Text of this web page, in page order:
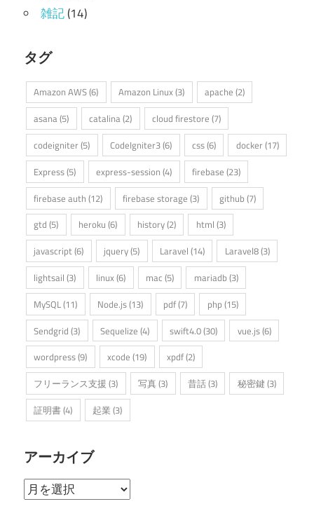
雑記(14)
タグ
Amazon AWS(6) Amazon Linux(3) apache (2)
asana (5) catalina (2) cloud firestore (7)
codeigniter (5) CodeIgniter3(6) css(6) docker (17)
Express(5) express-session (4) firebase (23)
firebase auth (12) firebase storage (3) github (7)
gtd (5) heroku (6) history(2) html (3)
javascript(6) jquery(5) Laravel (14) Laravel8(3)
lightsail (3) linux(6) mac (5) mariadb (3)
MySQL(11) Node.js(13) pdf(7) php(15)
Sendgrid (3) Sequelize (4) swift4.0(30) vue.js(6)
wordpress(9) xcode (19) xpdf(2)
フリーランス支援 (3) 写真(3) 昔話(3) 秘密鍵 (3)
証明書(4) 起業 (3)
アーカイブ
ア